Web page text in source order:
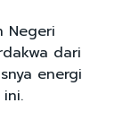
Negeri
dari
energi